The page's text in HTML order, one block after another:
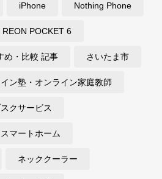
iPhone Nothing Phone
REON POCKET 6
め・比較 記事 さいたま市
ン塾・オンライン家庭教師
クサービス
スマートホーム
ネッククーラー